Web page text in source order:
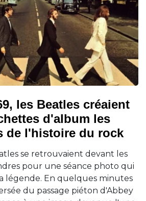
les Beatles créaient
d'album les
de l'histoire du rock
se retrouvaient devant les
pour une séance photo qui
légende. En quelques minutes
du passage piéton d'Abbey